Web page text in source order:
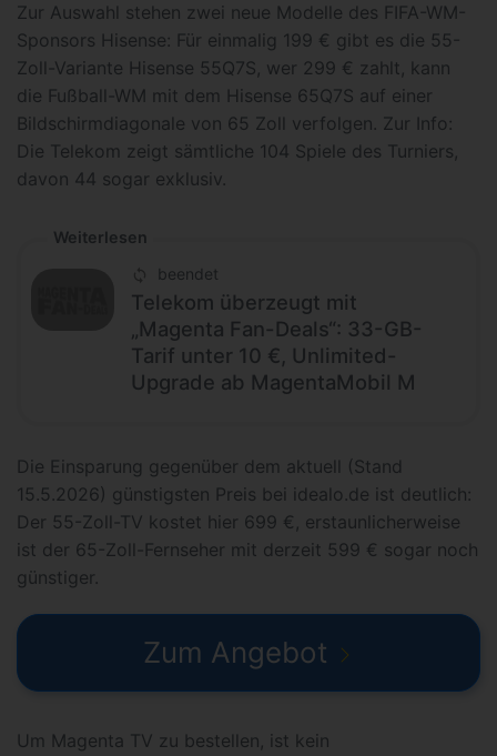
Zur Auswahl stehen zwei neue Modelle des FIFA-WM-
Sponsors Hisense: Für einmalig 199 € gibt es die 55-
Zoll-Variante Hisense 55Q7S, wer 299 € zahlt, kann
die Fußball-WM mit dem Hisense 65Q7S auf einer
Bildschirmdiagonale von 65 Zoll verfolgen. Zur Info:
Die Telekom zeigt sämtliche 104 Spiele des Turniers,
davon 44 sogar exklusiv.
Weiterlesen
beendet
Telekom überzeugt mit
„Magenta Fan-Deals“: 33-GB-
Tarif unter 10 €, Unlimited-
Upgrade ab MagentaMobil M
Die Einsparung gegenüber dem aktuell (Stand
15.5.2026) günstigsten Preis bei idealo.de ist deutlich:
Der 55-Zoll-TV kostet hier 699 €, erstaunlicherweise
ist der 65-Zoll-Fernseher mit derzeit 599 € sogar noch
günstiger.
Zum Angebot
Um Magenta TV zu bestellen, ist kein